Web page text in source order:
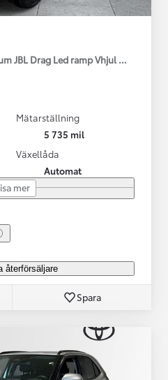
JBL Drag Led ramp Vhjul motorv
Mätarställning
5 735 mil
Växellåda
Automat
mer
återförsäljare
Spara